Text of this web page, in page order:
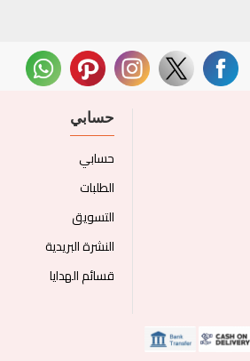
حسابي
حسابي
الطلبات
التسويق
النشرة البريدية
قسائم الهدايا